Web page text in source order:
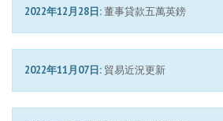
2022年12月28日:董事貸款五萬英鎊
2022年11月07日: 貿易近況更新